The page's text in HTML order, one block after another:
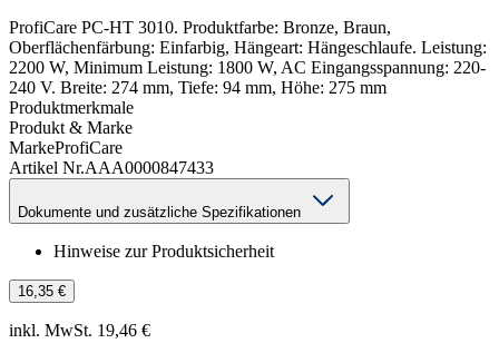
ProfiCare PC-HT 3010. Produktfarbe: Bronze, Braun,
Oberflächenfärbung: Einfarbig, Hängeart: Hängeschlaufe. Leistung:
2200 W, Minimum Leistung: 1800 W, AC Eingangsspannung: 220-
240 V. Breite: 274 mm, Tiefe: 94 mm, Höhe: 275 mm
Produktmerkmale
Produkt & Marke
MarkeProfiCare
Artikel Nr.AAA0000847433
Dokumente und zusätzliche Spezifikationen
Hinweise zur Produktsicherheit
16,35 €
inkl. MwSt. 19,46 €